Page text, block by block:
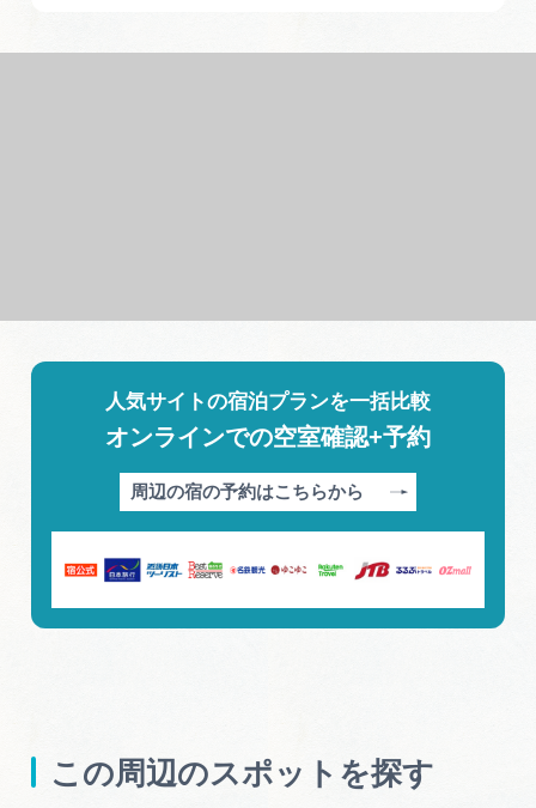
人気サイトの宿泊プランを一括比較
オンラインでの空室確認+予約
周辺の宿の予約はこちらから
この周辺のスポットを探す